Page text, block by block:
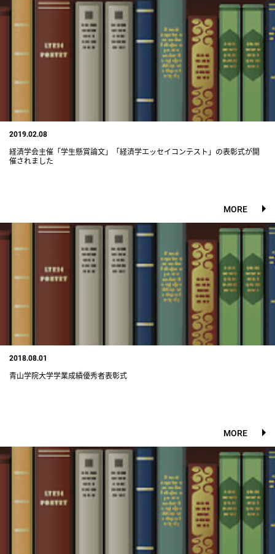
2019.02.08
経済学会主催「学生懸賞論文」「経済学エッセイコンテスト」の表彰式が開
催されました
MORE
2018.08.01
青山学院大学学業成績優秀者表彰式
MORE